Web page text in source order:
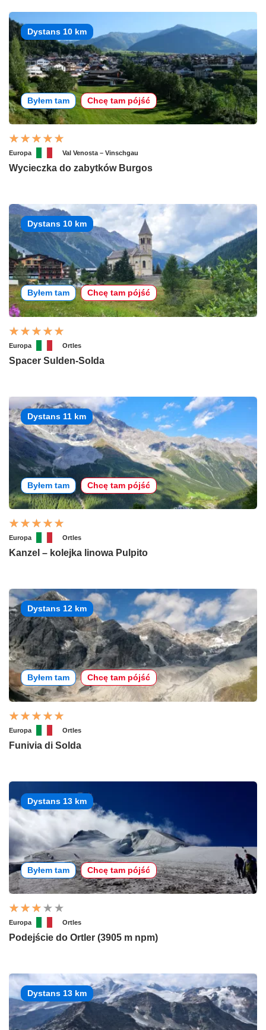
Dystans 10 km
Byłem tam Chcę tam pójść
Europa Val Venosta – Vinschgau
Wycieczka do zabytków Burgos
Dystans 10 km
Byłem tam Chcę tam pójść
Europa Ortles
Spacer Sulden-Solda
Dystans 11 km
Byłem tam Chcę tam pójść
Europa Ortles
Kanzel – kolejka linowa Pulpito
Dystans 12 km
Byłem tam Chcę tam pójść
Europa Ortles
Funivia di Solda
Dystans 13 km
Byłem tam Chcę tam pójść
Europa Ortles
Podejście do Ortler (3905 m npm)
Dystans 13 km